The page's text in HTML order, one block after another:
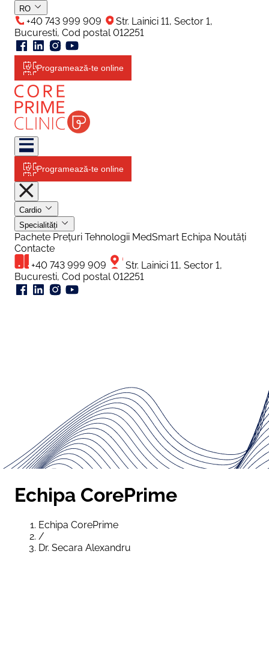
RO
+40 743 999 909
Str. Lainici 11, Sector 1,
Bucuresti, Cod postal 012251
Programează-te online
Programează-te online
Cardio
Specialități
Pachete Prețuri Tehnologii MedSmart Echipa Noutăți
Contacte
+40 743 999 909
Str. Lainici 11, Sector 1,
Bucuresti, Cod postal 012251
Echipa CorePrime
Echipa CorePrime
/
Dr. Secara Alexandru